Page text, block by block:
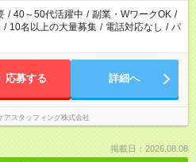
/ 40～50代活躍中 / 副業・WワークOK /
/ 10名以上の大量募集 / 電話対応なし / パ
応募する 詳細へ
アスタッフィング株式会社
掲載日：2026.08.08